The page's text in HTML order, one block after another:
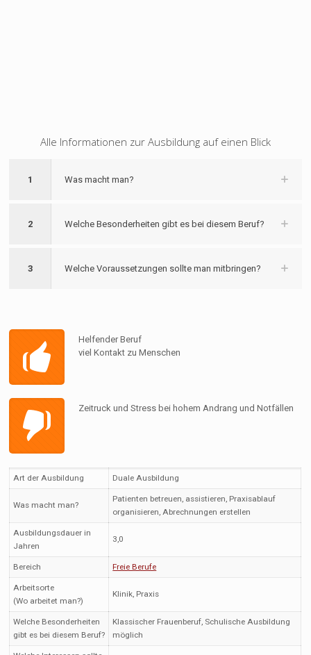
Alle Informationen zur Ausbildung auf einen Blick
1 Was macht man?
2 Welche Besonderheiten gibt es bei diesem Beruf?
3 Welche Voraussetzungen sollte man mitbringen?
Helfender Beruf
viel Kontakt zu Menschen
Zeitruck und Stress bei hohem Andrang und Notfällen
Art der Ausbildung Duale Ausbildung
Was macht man?
Patienten betreuen, assistieren, Praxisablauf
organisieren, Abrechnungen erstellen
Ausbildungsdauer in
Jahren
3,0
Bereich Freie Berufe
Arbeitsorte
(Wo arbeitet man?)
Klinik, Praxis
Welche Besonderheiten
gibt es bei diesem Beruf?
Klassischer Frauenberuf, Schulische Ausbildung
möglich